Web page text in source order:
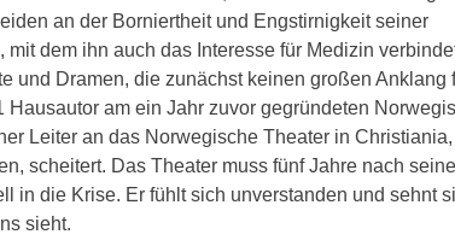
an der Borniertheit und Engstirnigkeit seiner
dem ihn auch das Interesse für Medizin
und Dramen, die zunächst keinen großen Anklang
am ein Jahr zuvor gegründeten
Leiter an das Norwegische Theater in
scheitert. Das Theater muss fünf Jahre nach
in die Krise. Er fühlt sich unverstanden und sehnt
sieht.